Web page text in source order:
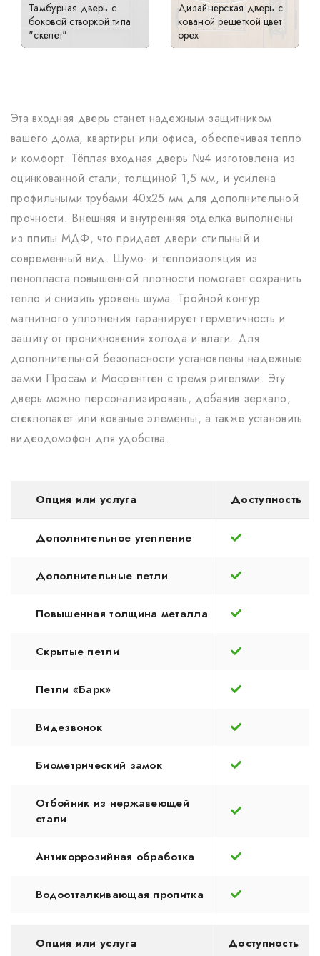
Тамбурная дверь с
боковой створкой типа
"скелет"
Дизайнерская дверь с
кованой решёткой цвет
орех
Эта входная дверь станет надежным защитником
вашего дома, квартиры или офиса, обеспечивая тепло
и комфорт. Тёплая входная дверь №4 изготовлена из
оцинкованной стали, толщиной 1,5 мм, и усилена
профильными трубами 40х25 мм для дополнительной
прочности. Внешняя и внутренняя отделка выполнены
из плиты МДФ, что придает двери стильный и
современный вид. Шумо- и теплоизоляция из
пенопласта повышенной плотности помогает сохранить
тепло и снизить уровень шума. Тройной контур
магнитного уплотнения гарантирует герметичность и
защиту от проникновения холода и влаги. Для
дополнительной безопасности установлены надежные
замки Просам и Мосрентген с тремя ригелями. Эту
дверь можно персонализировать, добавив зеркало,
стеклопакет или кованые элементы, а также установить
видеодомофон для удобства.
Опция или услуга Доступность
Дополнительное утепление
Дополнительные петли
Повышенная толщина металла
Скрытые петли
Петли «Барк»
Видезвонок
Биометрический замок
Отбойник из нержавеющей
стали
Антикоррозийная обработка
Водоотталкивающая пропитка
Опция или услуга Доступность